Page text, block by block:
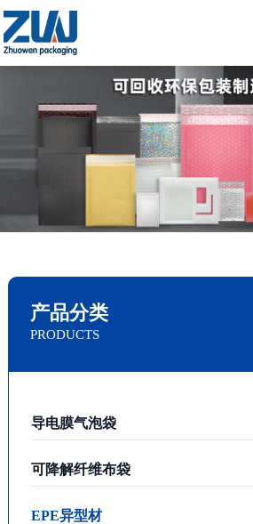
产品分类
PRODUCTS
导电膜气泡袋
可降解纤维布袋
EPE异型材